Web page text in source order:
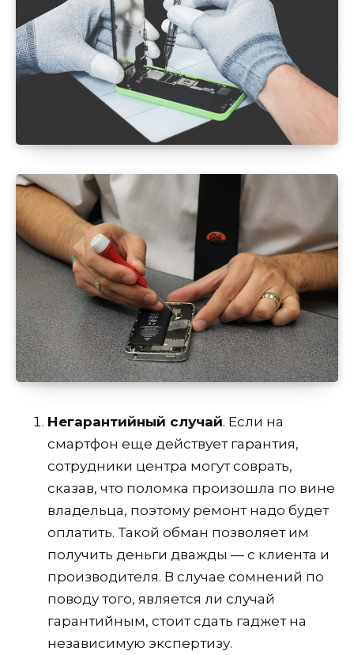
Негарантийный случай. Если на
смартфон еще действует гарантия,
сотрудники центра могут соврать,
сказав, что поломка произошла по вине
владельца, поэтому ремонт надо будет
оплатить. Такой обман позволяет им
получить деньги дважды — с клиента и
производителя. В случае сомнений по
поводу того, является ли случай
гарантийным, стоит сдать гаджет на
независимую экспертизу.